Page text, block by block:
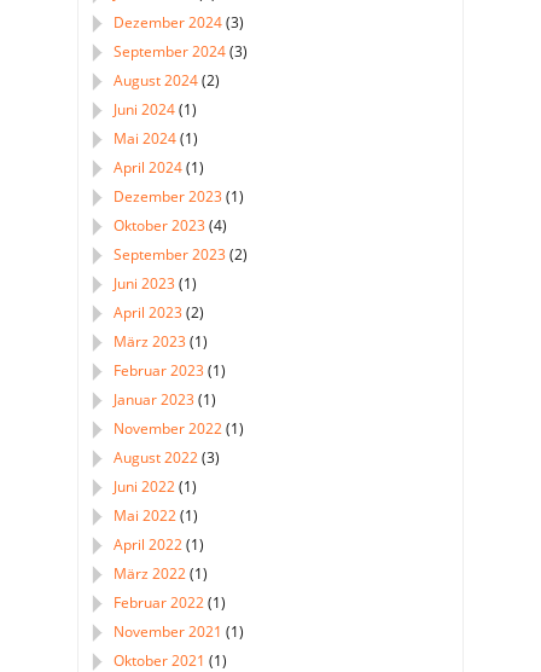
Dezember 2024(3)
September 2024(3)
August 2024(2)
Juni 2024(1)
Mai 2024(1)
April 2024(1)
Dezember 2023(1)
Oktober 2023(4)
September 2023(2)
Juni 2023(1)
April 2023(2)
März 2023(1)
Februar 2023(1)
Januar 2023(1)
November 2022(1)
August 2022(3)
Juni 2022(1)
Mai 2022(1)
April 2022(1)
März 2022(1)
Februar 2022(1)
November 2021 (1)
Oktober 2021 (1)